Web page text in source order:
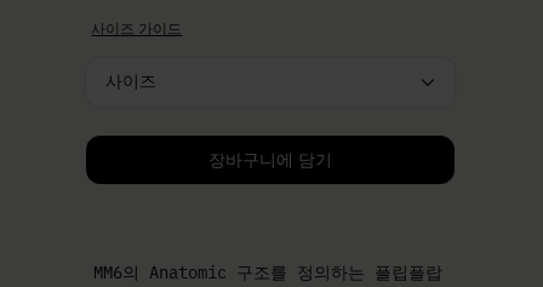
사이즈 가이드
사이즈를 선택하세요.
장바구니에 담기
MM6의 Anatomic 구조를 정의하는 플립플랍